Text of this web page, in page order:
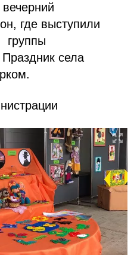
где выступили
группы
села